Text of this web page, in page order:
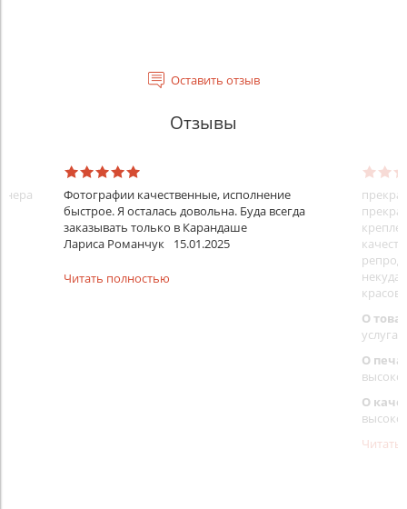
Оставить отзыв
Отзывы
Фотографии качественные, исполнение
быстрое. Я осталась довольна. Буда всегда
заказывать только в Карандаше
Лариса Романчук
15.01.2025
Читать полностью
О
услуга
О
О
Читать